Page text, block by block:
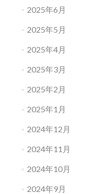
2025年6月
2025年5月
2025年4月
2025年3月
2025年2月
2025年1月
2024年12月
2024年11月
2024年10月
2024年9月